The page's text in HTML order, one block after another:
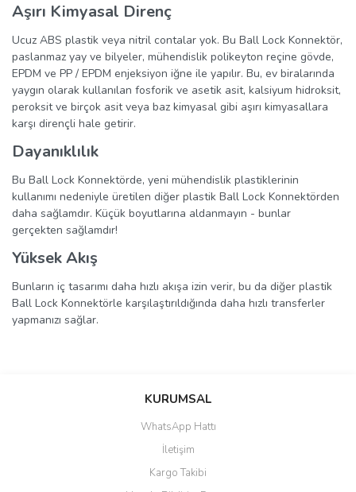
Aşırı Kimyasal Direnç
Ucuz ABS plastik veya nitril contalar yok. Bu Ball Lock Konnektör,
paslanmaz yay ve bilyeler, mühendislik polikeyton reçine gövde,
EPDM ve PP / EPDM enjeksiyon iğne ile yapılır. Bu, ev biralarında
yaygın olarak kullanılan fosforik ve asetik asit, kalsiyum hidroksit,
peroksit ve birçok asit veya baz kimyasal gibi aşırı kimyasallara
karşı dirençli hale getirir.
Dayanıklılık
Bu Ball Lock Konnektörde, yeni mühendislik plastiklerinin
kullanımı nedeniyle üretilen diğer plastik Ball Lock Konnektörden
daha sağlamdır. Küçük boyutlarına aldanmayın - bunlar
gerçekten sağlamdır!
Yüksek Akış
Bunların iç tasarımı daha hızlı akışa izin verir, bu da diğer plastik
Ball Lock Konnektörle karşılaştırıldığında daha hızlı transferler
yapmanızı sağlar.
Bu ürüne ilk yorumu siz yapın!
Yorum Yaz
Ürün resmi kalitesiz, bozuk veya görüntülenemiyor.
Ürün açıklamasında eksik bilgiler bulunuyor.
KURUMSAL
WhatsApp Hattı
İletişim
Kargo Takibi